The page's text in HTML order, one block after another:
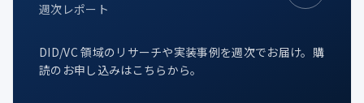
週次レポート
DID/VC 領域のリサーチや実装事例を週次でお届け。購
読のお申し込みはこちらから。